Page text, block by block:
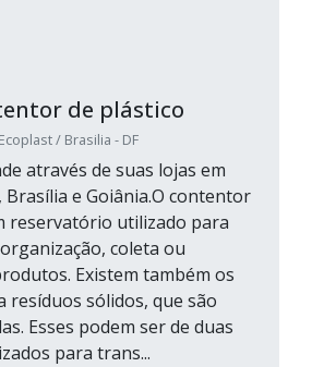
de plástico
Ecoplast / Brasilia - DF
através de suas lojas em
e Goiânia.O contentor
reservatório utilizado para
coleta ou
Existem também os
resíduos sólidos, que são
Esses podem ser de duas
para trans...